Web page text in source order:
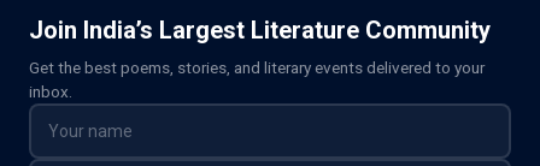
Join India’s Largest Literature Community
Get the best poems, stories, and literary events delivered to your
inbox.